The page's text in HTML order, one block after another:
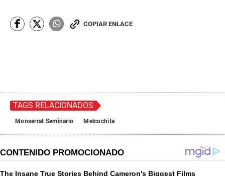
COPIAR ENLACE
TAGS RELACIONADOS
Monserrat Seminario Melcochita